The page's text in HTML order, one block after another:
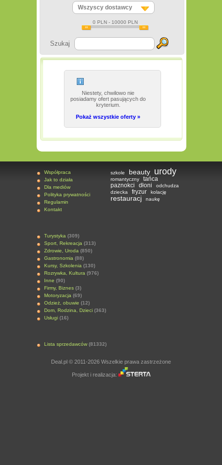
Wszyscy dostawcy
0 PLN - 10000 PLN
Szukaj
Niestety, chwilowo nie
posiadamy ofert pasujących do
kryterium.
Pokaż wszystkie oferty »
Współpraca
Jak to działa
Dla mediów
Polityka prywatności
Regulamin
Kontakt
Turystyka (309)
Sport, Rekreacja (313)
Zdrowie, Uroda (850)
Gastronomia (88)
Kursy, Szkolenia (130)
Rozrywka, Kultura (976)
Inne (90)
Firmy, Biznes (3)
Motoryzacja (69)
Odzież, obuwie (12)
Dom, Rodzina, Dzieci (363)
Usługi (16)
Lista sprzedawców (81332)
szkole beauty urody
romantyczny
tańca
paznokci
dłoni
odchudza
dziecka
fryzur kolację
restauracj naukę
Deal.pl © 2011-2026 Wszelkie prawa zastrzeżone
Projekt i realizacja: